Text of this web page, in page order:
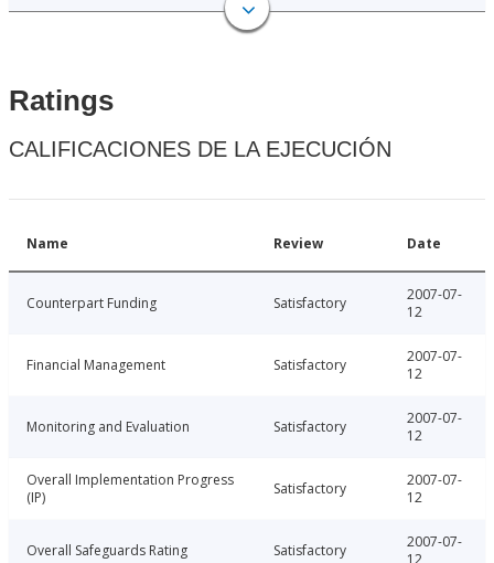
Ratings
CALIFICACIONES DE LA EJECUCIÓN
Name Review Date
Counterpart Funding Satisfactory
2007-07-
12
Financial Management Satisfactory
2007-07-
12
Monitoring and Evaluation Satisfactory
2007-07-
12
Overall Implementation Progress
(IP)
Satisfactory
2007-07-
12
Overall Safeguards Rating Satisfactory
2007-07-